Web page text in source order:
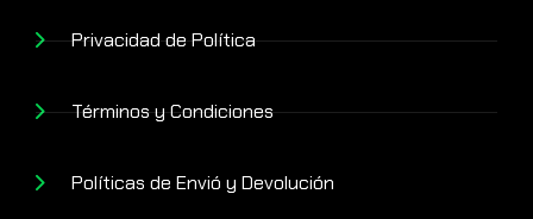
Privacidad de Política
Términos y Condiciones
Políticas de Envió y Devolución